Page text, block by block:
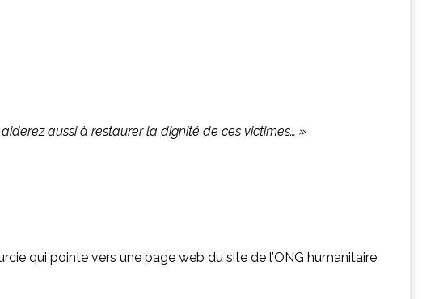
aussi à restaurer la dignité de ces victimes… »
qui pointe vers une page web du site de l’ONG humanitaire